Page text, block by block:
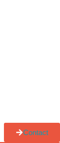
Contact